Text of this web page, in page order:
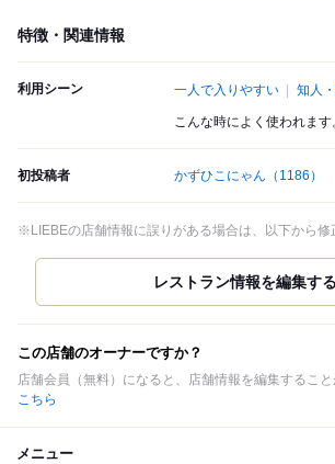
特徴・関連情報
利用シーン 一人で入りやすい 知人
こんな時によく使われます
初投稿者 かずひこにゃん （1186）
※LIEBEの店舗情報に誤りがある場合は、以下から修
この店舗のオーナーですか？
店舗会員（無料）になると、店舗情報を編集すること
こちら
メニュー